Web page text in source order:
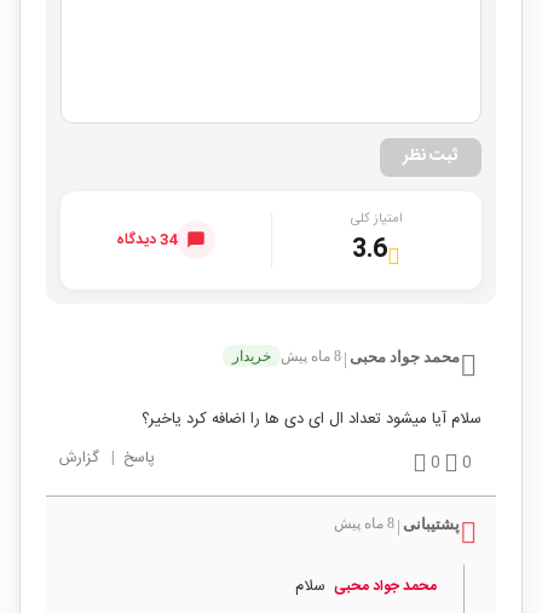
ثبت نظر
امتیاز کلی
3.6 34 دیدگاه
محمد جواد محبی | 8 ماه پیش خریدار
سلام آیا میشود تعداد ال ای دی ها را اضافه کرد یاخیر؟
0
0 پاسخ | گزارش
پشتیبانی | 8 ماه پیش
محمد جواد محبی سلام